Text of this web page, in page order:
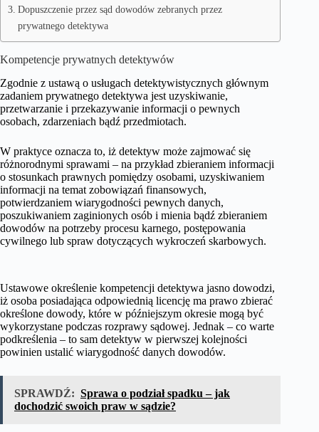
Dopuszczenie przez sąd dowodów zebranych przez
prywatnego detektywa
Kompetencje prywatnych detektywów
Zgodnie z ustawą o usługach detektywistycznych głównym
zadaniem prywatnego detektywa jest uzyskiwanie,
przetwarzanie i przekazywanie informacji o pewnych
osobach, zdarzeniach bądź przedmiotach.
W praktyce oznacza to, iż detektyw może zajmować się
różnorodnymi sprawami – na przykład zbieraniem informacji
o stosunkach prawnych pomiędzy osobami, uzyskiwaniem
informacji na temat zobowiązań finansowych,
potwierdzaniem wiarygodności pewnych danych,
poszukiwaniem zaginionych osób i mienia bądź zbieraniem
dowodów na potrzeby procesu karnego, postępowania
cywilnego lub spraw dotyczących wykroczeń skarbowych.
Ustawowe określenie kompetencji detektywa jasno dowodzi,
iż osoba posiadająca odpowiednią licencję ma prawo zbierać
określone dowody, które w późniejszym okresie mogą być
wykorzystane podczas rozprawy sądowej. Jednak – co warte
podkreślenia – to sam detektyw w pierwszej kolejności
powinien ustalić wiarygodność danych dowodów.
SPRAWDŹ: Sprawa o podział spadku – jak
dochodzić swoich praw w sądzie?